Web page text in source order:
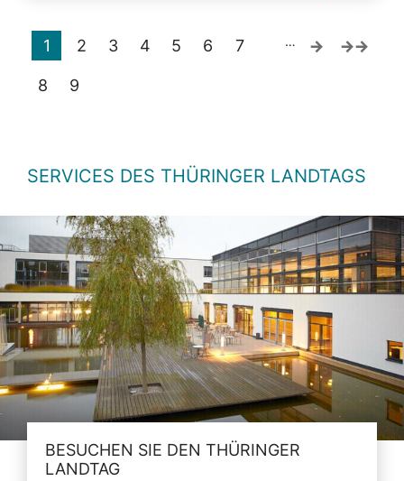
1 2 3 4 5 6 7
8 9
…
SERVICES DES THÜRINGER LANDTAGS
BESUCHEN SIE DEN THÜRINGER
LANDTAG